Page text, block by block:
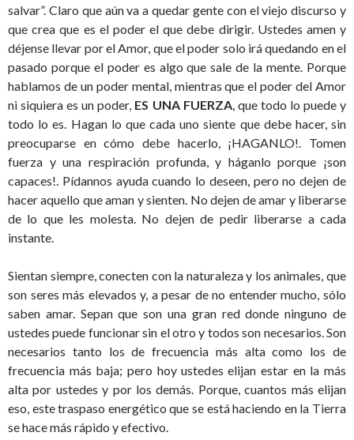
salvar”. Claro que aún va a quedar gente con el viejo discurso y
que crea que es el poder el que debe dirigir. Ustedes amen y
déjense llevar por el Amor, que el poder solo irá quedando en el
pasado porque el poder es algo que sale de la mente. Porque
hablamos de un poder mental, mientras que el poder del Amor
ni siquiera es un poder, ES UNA FUERZA, que todo lo puede y
todo lo es. Hagan lo que cada uno siente que debe hacer, sin
preocuparse en cómo debe hacerlo, ¡HAGANLO!. Tomen
fuerza y una respiración profunda, y háganlo porque ¡son
capaces!. Pídannos ayuda cuando lo deseen, pero no dejen de
hacer aquello que aman y sienten. No dejen de amar y liberarse
de lo que les molesta. No dejen de pedir liberarse a cada
instante.
Sientan siempre, conecten con la naturaleza y los animales, que
son seres más elevados y, a pesar de no entender mucho, sólo
saben amar. Sepan que son una gran red donde ninguno de
ustedes puede funcionar sin el otro y todos son necesarios. Son
necesarios tanto los de frecuencia más alta como los de
frecuencia más baja; pero hoy ustedes elijan estar en la más
alta por ustedes y por los demás. Porque, cuantos más elijan
eso, este traspaso energético que se está haciendo en la Tierra
se hace más rápido y efectivo.